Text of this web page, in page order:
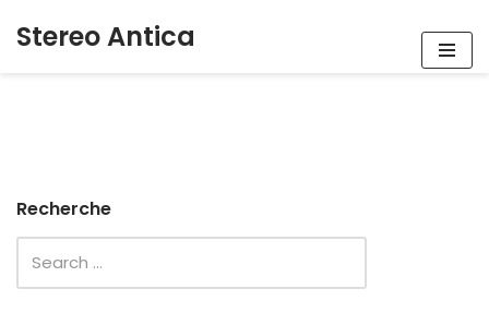
Stereo Antica
Recherche